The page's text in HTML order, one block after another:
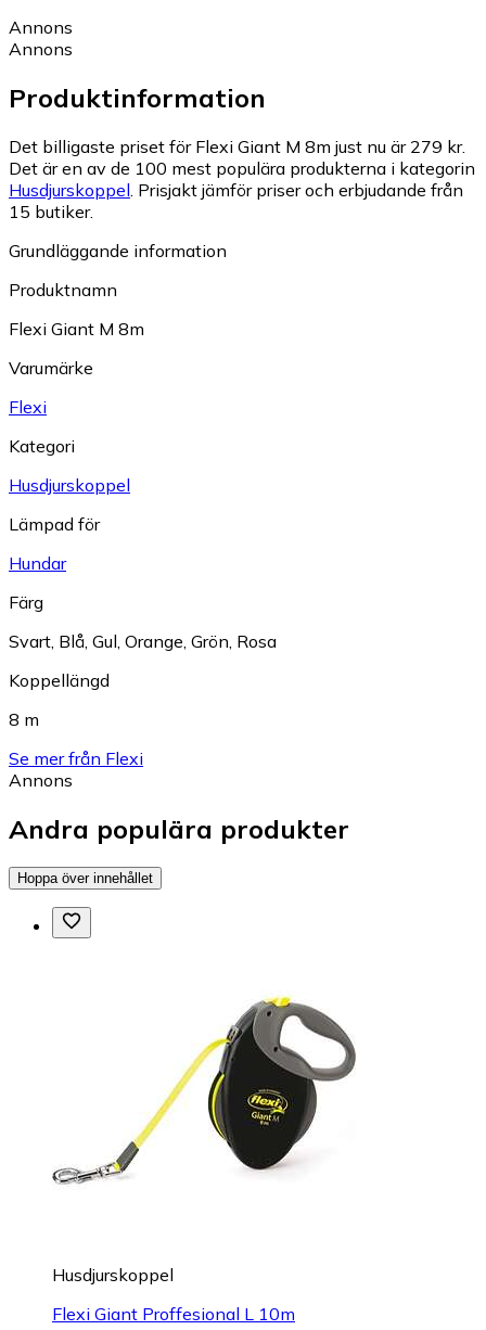
Annons
Annons
Produktinformation
Det billigaste priset för Flexi Giant M 8m just nu är 279 kr.
Det är en av de 100 mest populära produkterna i kategorin
Husdjurskoppel Prisjakt jämför priser och erbjudande från
15 butiker.
Grundläggande information
Produktnamn
Flexi Giant M 8m
Varumärke
Flexi
Kategori
Husdjurskoppel
Lämpad för
Hundar
Färg
Svart Blå Gul Orange Grön Rosa
Koppellängd
8 m
Se mer från Flexi
Annons
Andra populära produkter
Hoppa över innehållet
Husdjurskoppel
Flexi Giant Proffesional L 10m